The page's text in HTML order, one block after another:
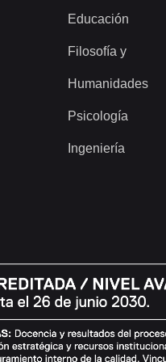
Educación
Filosofía y
Humanidades
Psicología
Ingeniería